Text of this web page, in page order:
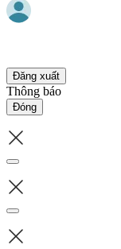
Đăng xuất
Thông báo
Đóng